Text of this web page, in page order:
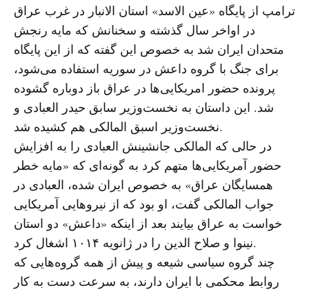
ترامپ از پایگاه «عین الاسد» استان الانبار در غرب عراق
در اواخر سال گذشته و سخنانش که مایه رنجش
متحدان ایران شد به خصوص این گفته که از این پایگاه
برای جنگ با گروه داعش در سوریه استفاده می‌شود،
پرونده حضور امریکایی‌ها در عراق باز دوباره گشوده
شد. این داستان به نخست‌وزیر سابق حیدر العبادی و
نخست‌وزیر اسبق المالکی هم کشیده شد.
در حالی که المالکی جانشینش العبادی را به افزایش
حضور آمریکایی‌ها متهم کرد به گونه‌ای که «مایه خطر
همسایگان عراق» به خصوص ایران شده، العبادی در
جواب المالکی گفت، او بود که از نیروهایی آمریکایی
خواست به عراق بیایند بعد از اینکه «داعش» دو استان
نینوا و صلاح الدین را در ژانویه ۱۰۱۴ اشغال کرد.
چند گروه سیاسی شیعه و پیش از همه گروه‌هایی که
روابط محکمی با ایران دارند، به سرعت دست به کار